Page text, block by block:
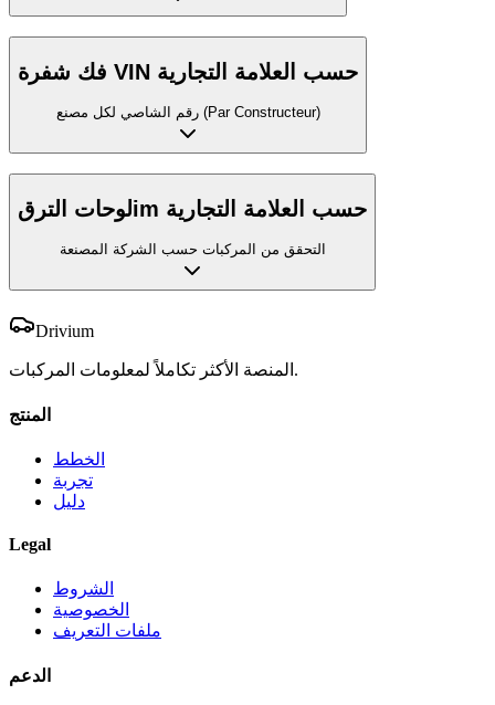
فك شفرة VIN حسب العلامة التجارية
رقم الشاصي لكل مصنع (Par Constructeur)
لوحات الترقim حسب العلامة التجارية
التحقق من المركبات حسب الشركة المصنعة
Drivium
المنصة الأكثر تكاملاً لمعلومات المركبات.
المنتج
الخطط
تجربة
دليل
Legal
الشروط
الخصوصية
ملفات التعريف
الدعم